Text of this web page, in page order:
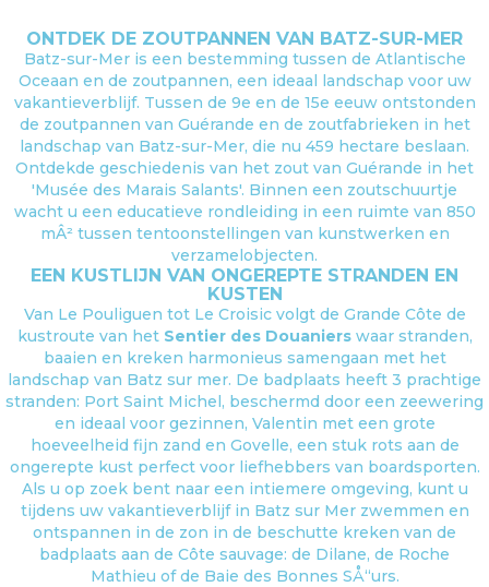
ONTDEK DE ZOUTPANNEN VAN BATZ-SUR-MER
Batz-sur-Mer is een bestemming tussen de Atlantische
Oceaan en de zoutpannen, een ideaal landschap voor uw
vakantieverblijf. Tussen de 9e en de 15e eeuw ontstonden
de zoutpannen van Guérande en de zoutfabrieken in het
landschap van Batz-sur-Mer, die nu 459 hectare beslaan.
Ontdekde geschiedenis van het zout van Guérande in het
'Musée des Marais Salants'. Binnen een zoutschuurtje
wacht u een educatieve rondleiding in een ruimte van 850
mÂ² tussen tentoonstellingen van kunstwerken en
verzamelobjecten.
EEN KUSTLIJN VAN ONGEREPTE STRANDEN EN
KUSTEN
Van Le Pouliguen tot Le Croisic volgt de Grande Côte de
kustroute van het Sentier des Douanierswaar stranden,
baaien en kreken harmonieus samengaan met het
landschap van Batz sur mer. De badplaats heeft 3 prachtige
stranden: Port Saint Michel, beschermd door een zeewering
en ideaal voor gezinnen, Valentin met een grote
hoeveelheid fijn zand en Govelle, een stuk rots aan de
ongerepte kust perfect voor liefhebbers van boardsporten.
Als u op zoek bent naar een intiemere omgeving, kunt u
tijdens uw vakantieverblijf in Batz sur Mer zwemmen en
ontspannen in de zon in de beschutte kreken van de
badplaats aan de Côte sauvage: de Dilane, de Roche
Mathieu of de Baie des Bonnes SÅ“urs.